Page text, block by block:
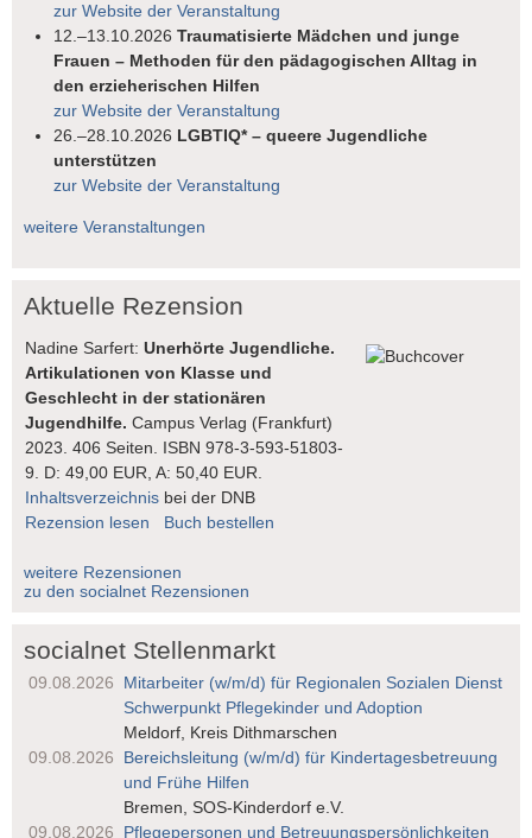
zur Website der Veranstaltung
12.–13.10.2026Traumatisierte Mädchen und junge
Frauen – Methoden für den pädagogischen Alltag in
den erzieherischen Hilfen
zur Website der Veranstaltung
26.–28.10.2026 LGBTIQ* – queere Jugendliche
unterstützen
zur Website der Veranstaltung
weitere Veranstaltungen
Aktuelle Rezension
Nadine Sarfert:Unerhörte Jugendliche.
Artikulationen von Klasse und
Geschlecht in der stationären
Jugendhilfe.Campus Verlag (Frankfurt)
2023. 406 Seiten. ISBN 978-3-593-51803-
9. D: 49,00 EUR, A: 50,40 EUR.
Inhaltsverzeichnis bei der DNB
Rezension lesen
Buch bestellen
weitere Rezensionen
zu den socialnet Rezensionen
socialnet Stellenmarkt
09.08.2026
Mitarbeiter (w/m/d) für Regionalen Sozialen Dienst
Schwerpunkt Pflegekinder und Adoption
Meldorf, Kreis Dithmarschen
09.08.2026
Bereichsleitung (w/m/d) für Kindertages­betreuung
und Frühe Hilfen
Bremen, SOS-Kinderdorf e.V.
09.08.2026
Pflegepersonen und Betreuungs­persönlichkeiten